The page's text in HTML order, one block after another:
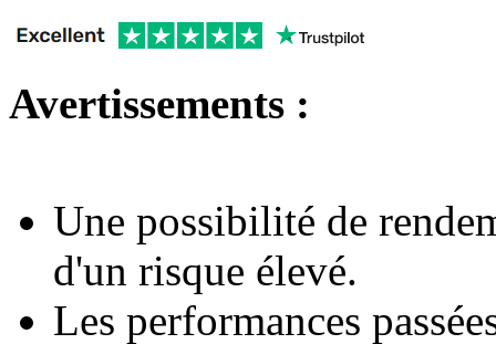
Avertissements :
Une possibilité de
d'un risque élevé.
Les performances